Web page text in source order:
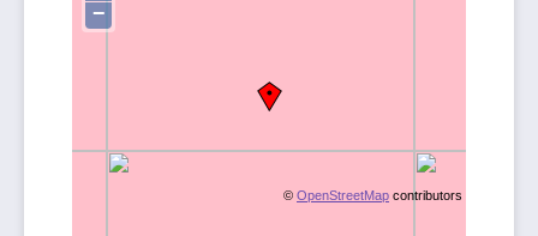
−
© OpenStreetMap contributors